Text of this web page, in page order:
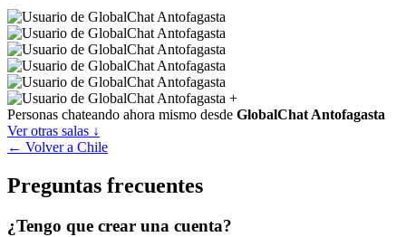
+
Personas chateando ahora mismo desde GlobalChat Antofagasta
Ver otras salas ↓
← Volver a Chile
Preguntas frecuentes
¿Tengo que crear una cuenta?